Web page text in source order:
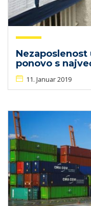
Nezaposlenost
ponovo s
11. Januar 2019